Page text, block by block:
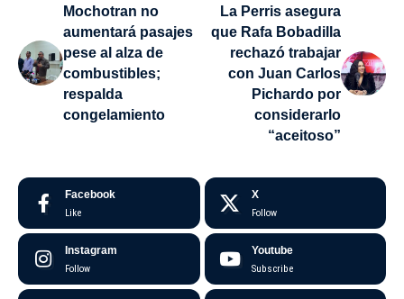
Mochotran no
aumentará pasajes
pese al alza de
combustibles;
respalda
congelamiento
La Perris asegura
que Rafa Bobadilla
rechazó trabajar
con Juan Carlos
Pichardo por
considerarlo
“aceitoso”
Facebook
Like
X
Follow
Instagram
Follow
Youtube
Subscribe